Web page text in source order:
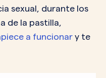
sexual, durante los
de la pastilla,
a funcionar y te